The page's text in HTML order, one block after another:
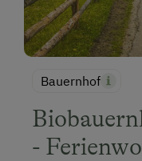
Bauernhof
-